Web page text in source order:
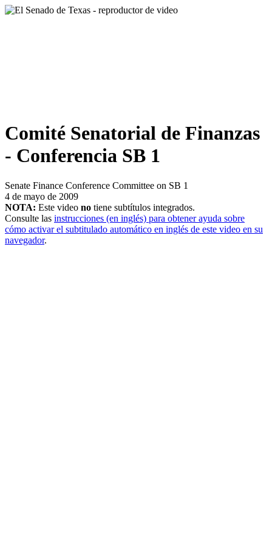
Comité Senatorial de Finanzas
- Conferencia SB 1
Senate Finance Conference Committee on SB 1
4 de mayo de 2009
NOTA: Este video no tiene subtítulos integrados.
Consulte las instrucciones (en inglés) para obtener ayuda sobre
cómo activar el subtitulado automático en inglés de este video en su
navegador.